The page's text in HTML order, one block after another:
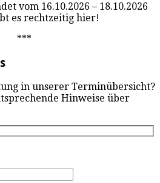
vom 16.10.2026 – 18.10.2026
es rechtzeitig hier!
***
in unserer Terminübersicht?
Hinweise über